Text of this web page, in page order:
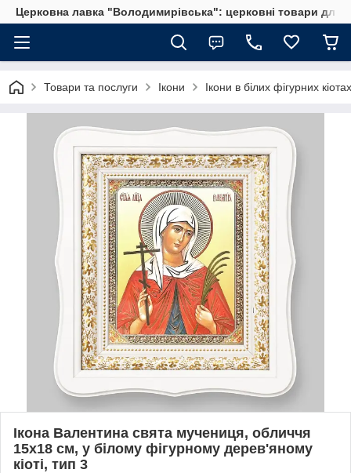
Церковна лавка "Володимирівська": церковні товари для
Товари та послуги Ікони Ікони в білих фігурних
Ікона Валентина свята мучениця, обличчя
15х18 см, у білому фігурному дерев'яному
кіоті, тип 3